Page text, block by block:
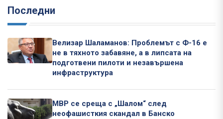
Последни
Велизар Шаламанов: Проблемът с Ф-16 е
не в тяхното забавяне, а в липсата на
подготвени пилоти и незавършена
инфраструктура
МВР се среща с „Шалом“ след
неофашисткия скандал в Банско